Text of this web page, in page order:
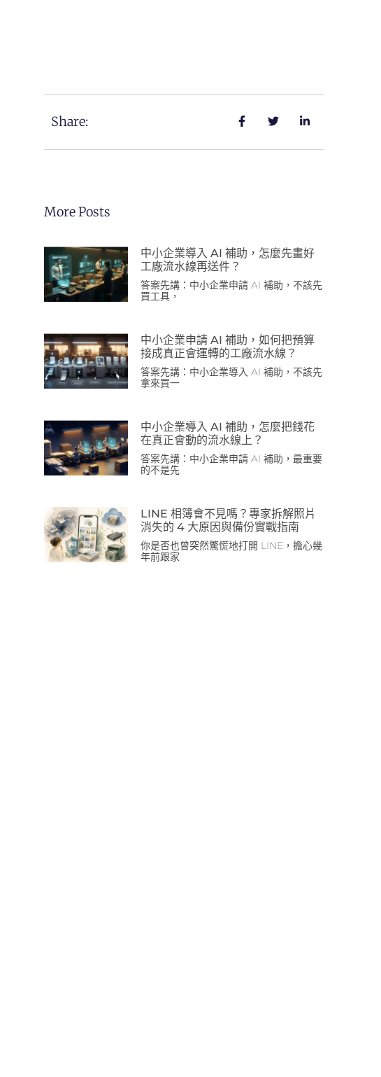
Share:
More Posts
中小企業導入 AI 補助，怎麼先畫好
工廠流水線再送件？
答案先講：中小企業申請 AI 補助，不該先
買工具，
中小企業申請 AI 補助，如何把預算
接成真正會運轉的工廠流水線？
答案先講：中小企業導入 AI 補助，不該先
拿來買一
中小企業導入 AI 補助，怎麼把錢花
在真正會動的流水線上？
答案先講：中小企業申請 AI 補助，最重要
的不是先
LINE 相簿會不見嗎？專家拆解照片
消失的 4 大原因與備份實戰指南
你是否也曾突然驚慌地打開 LINE，擔心幾
年前跟家